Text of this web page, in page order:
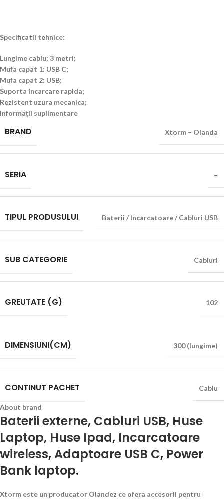
Specificatii tehnice:
Lungime cablu: 3 metri;
Mufa capat 1: USB C;
Mufa capat 2: USB;
Suporta incarcare rapida;
Rezistent uzura mecanica;
Informații suplimentare
BRAND Xtorm – Olanda
SERIA –
TIPUL PRODUSULUI Baterii / Incarcatoare / Cabluri USB
SUB CATEGORIE Cabluri
GREUTATE (G) 102
DIMENSIUNI(CM) 300 (lungime)
CONTINUT PACHET Cablu
About brand
Baterii externe, Cabluri USB, Huse
Laptop, Huse Ipad, Incarcatoare
wireless,Adaptoare USB C, Power
Bank laptop.
Xtorm este un producator Olandez ce ofera accesorii pentru